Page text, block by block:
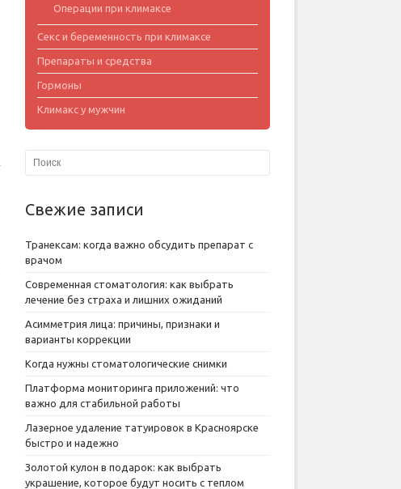
Операции при климаксе
Секс и беременность при климаксе
Препараты и средства
Гормоны
Климакс у мужчин
Свежие записи
Транексам: когда важно обсудить препарат с
врачом
Современная стоматология: как выбрать
лечение без страха и лишних ожиданий
Асимметрия лица: причины, признаки и
варианты коррекции
Когда нужны стоматологические снимки
Платформа мониторинга приложений: что
важно для стабильной работы
Лазерное удаление татуировок в Красноярске
быстро и надежно
Золотой кулон в подарок: как выбрать
украшение, которое будут носить с теплом